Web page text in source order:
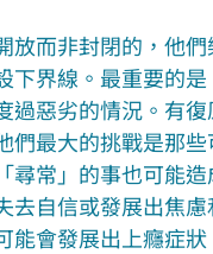
而非封閉的，他
下界線。最重要的
惡劣的情況。有
最大的挑戰是那
常」的事也可能
自信或發展出焦
會發展出上癮症狀